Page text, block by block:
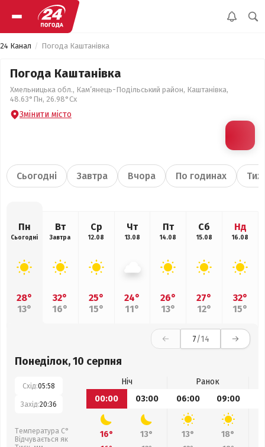
24 Канал Погода Каштанівка
Погода Каштанівка
Хмельницька обл., Кам’янець-Подільський район, Каштанівка,
48.63°Пн, 26.98°Сх
Змінити місто
Сьогодні Завтра Вчора По годинах
Пн
Сьогодні
28°
13°
Вт
Завтра
32°
16°
Ср
12.08
25°
15°
Чт
13.08
24°
11°
Пт
14.08
26°
13°
Сб
15.08
27°
12°
Нд
16.08
32°
15°
7/14
Понеділок, 10 серпня
Схід:05:58
Захід:20:36
Температура С°
Відчувається як
Ніч
Ранок
00:00
03:00 06:00 09:00
16° 13° 13° 18°